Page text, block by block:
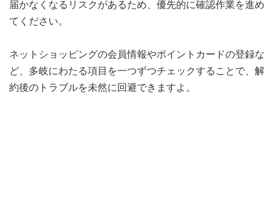
届かなくなるリスクがあるため、優先的に確認作業を進め
てください。
ネットショッピングの会員情報やポイントカードの登録な
ど、多岐にわたる項目を一つずつチェックすることで、解
約後のトラブルを未然に回避できますよ。